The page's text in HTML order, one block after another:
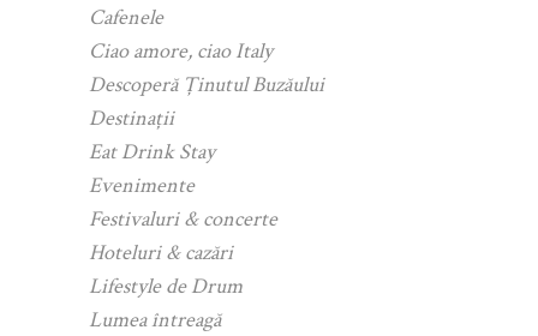
Cafenele
Ciao amore, ciao Italy
Descoperă Ținutul Buzăului
Destinații
Eat Drink Stay
Evenimente
Festivaluri & concerte
Hoteluri & cazări
Lifestyle de Drum
Lumea întreagă